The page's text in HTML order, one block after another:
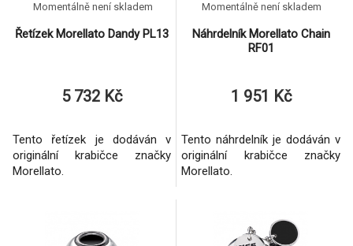
Řetízek Morellato Dandy PL13
Momentálně není skladem
5 732 Kč
Tento řetízek je dodáván v
originální krabičce značky
Morellato.
Náhrdelník Morellato Chain
RF01
Momentálně není skladem
1 951 Kč
Tento náhrdelník je dodáván v
originální krabičce značky
Morellato.